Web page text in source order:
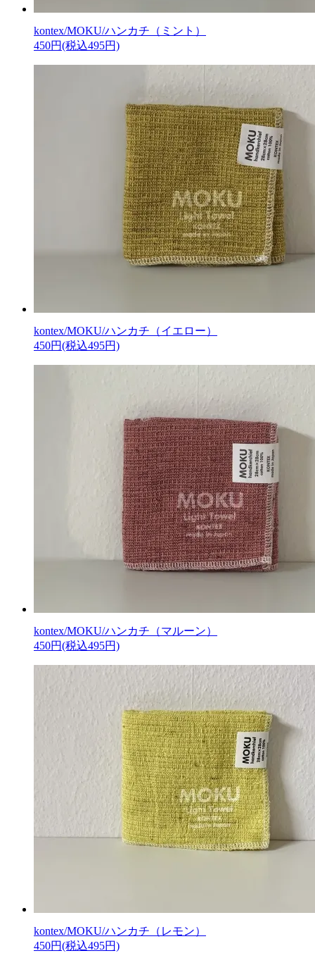
kontex/MOKU/ハンカチ（ミント）
450円(税込495円)
kontex/MOKU/ハンカチ（イエロー）
450円(税込495円)
kontex/MOKU/ハンカチ（マルーン）
450円(税込495円)
kontex/MOKU/ハンカチ（レモン）
450円(税込495円)